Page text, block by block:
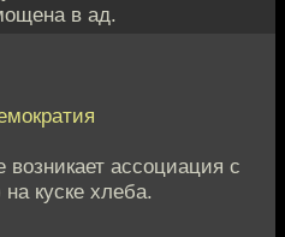
в ад.
возникает ассоциация с
куске хлеба.